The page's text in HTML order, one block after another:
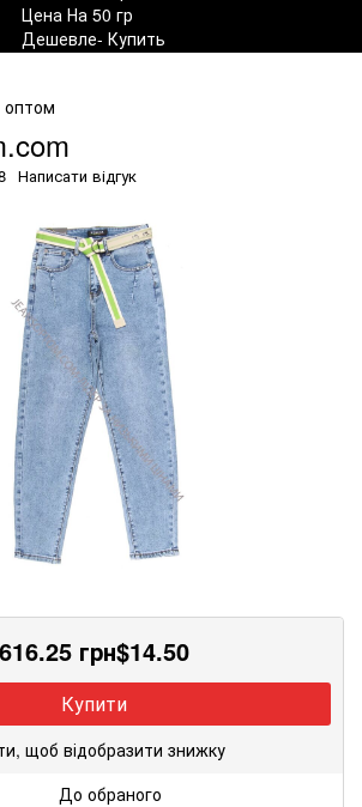
Написати відгук
616.25грн$14.50
Купити
щоб відобразити знижку
До обраного